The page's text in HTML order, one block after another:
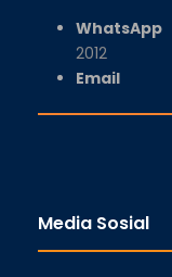
WhatsApp
2012
Email
Media Sosial